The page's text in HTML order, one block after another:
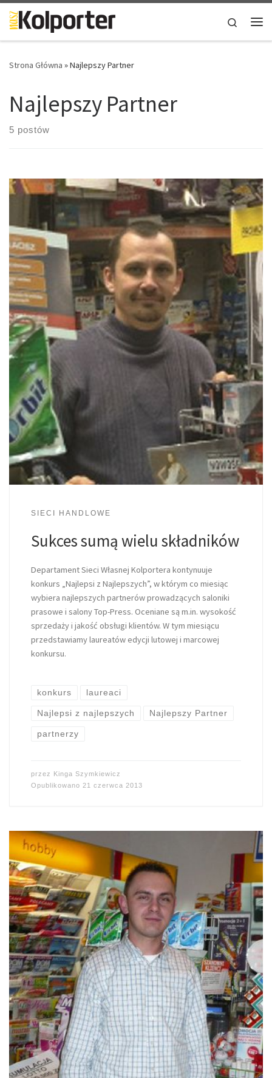
Skip to content
Search
Strona Główna »Najlepszy Partner
Najlepszy Partner
5 postów
SIECI HANDLOWE
Sukces sumą wielu składników
Departament Sieci Własnej Kolportera kontynuuje
konkurs „Najlepsi z Najlepszych”, w którym co miesiąc
wybiera najlepszych partnerów prowadzących saloniki
prasowe i salony Top-Press. Oceniane są m.in. wysokość
sprzedaży i jakość obsługi klientów. W tym miesiącu
przedstawiamy laureatów edycji lutowej i marcowej
konkursu.
konkurs laureaci
Najlepsi z najlepszych Najlepszy Partner
partnerzy
przez Kinga Szymkiewicz
Opublikowano 21 czerwca 2013